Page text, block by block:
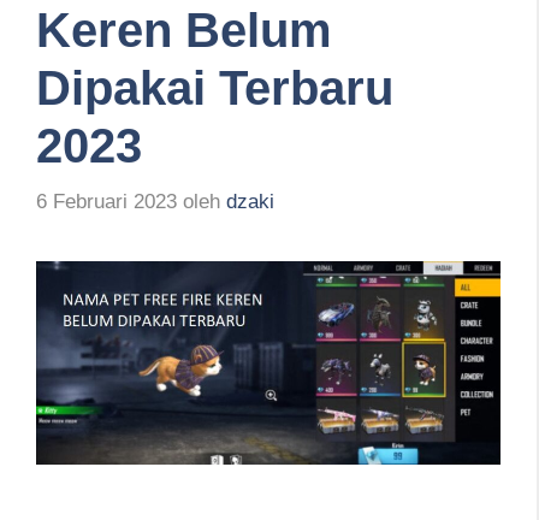
Keren Belum
Dipakai Terbaru
2023
6 Februari 2023 oleh dzaki